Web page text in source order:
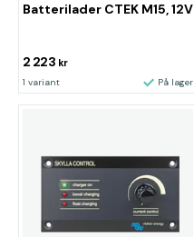
Batterilader CTEK M15, 12V
2 223 kr
1 variant På lager